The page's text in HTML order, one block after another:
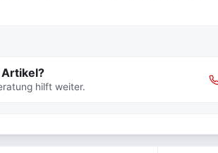
Artikel?
hilft weiter.